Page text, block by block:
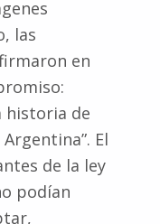
las
en
historia de
El
de la ley
podían